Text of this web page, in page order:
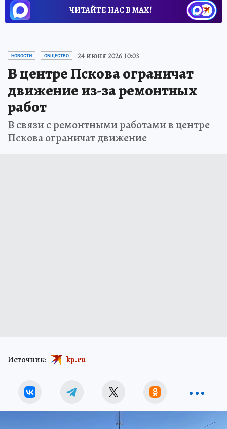
ЧИТАЙТЕ НАС В МАХ!
НОВОСТИ ОБЩЕСТВО 24 июня 2026 10:03
В центре Пскова ограничат
движение из-за ремонтных
работ
В связи с ремонтными работами в центре
Пскова ограничат движение
Источник: kp.ru